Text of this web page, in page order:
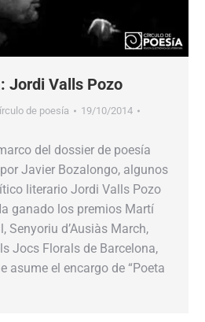
Jordi Valls Pozo
de poesía
19/10/2014
del dossier de poesía
Javier Bozalongo, algunos
literario Jordi Valls Pozo
ganado los premios Martí
Senyoriu d’Ausiàs March,
Jocs Florals de Barcelona,
asume el encargo de “Poeta